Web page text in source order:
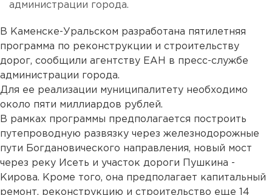
администрации города.
В Каменске-Уральском разработана пятилетняя
программа по реконструкции и строительству
дорог, сообщили агентству ЕАН в пресс-службе
администрации города.
Для ее реализации муниципалитету необходимо
около пяти миллиардов рублей.
В рамках программы предполагается построить
путепроводную развязку через железнодорожные
пути Богдановического направления, новый мост
через реку Исеть и участок дороги Пушкина -
Кирова. Кроме того, она предполагает капитальный
ремонт, реконструкцию и строительство еще 14